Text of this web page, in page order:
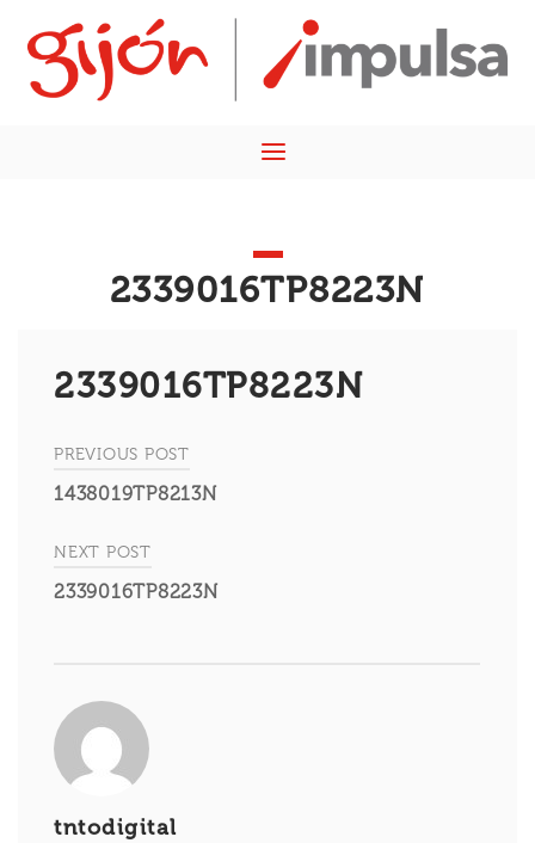
content
Home
Menu
2339016TP8223N
2339016TP8223N
Navegación
entradas
PREVIOUS POST
1438019TP8213N
NEXT POST
2339016TP8223N
tntodigital